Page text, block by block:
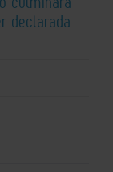
declarada